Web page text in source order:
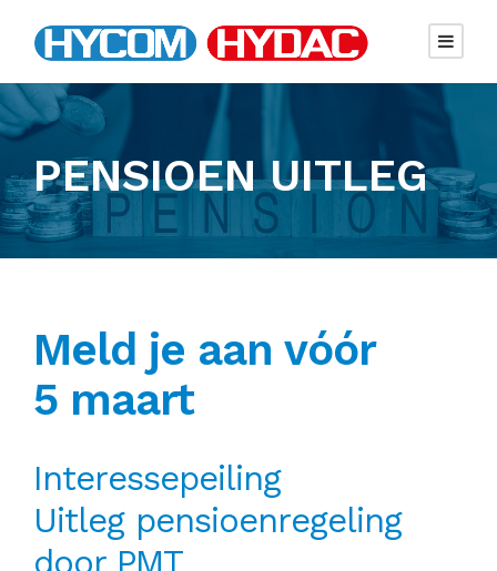
PENSIOEN UITLEG
Meld je aan vóór
5 maart
Interessepeiling
Uitleg pensioenregeling
door PMT